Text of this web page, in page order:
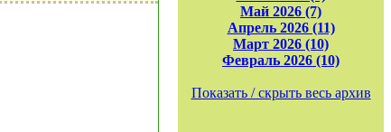
Май 2026 (7)
Апрель 2026 (11)
Март 2026 (10)
Февраль 2026 (10)
Показать / скрыть весь архив